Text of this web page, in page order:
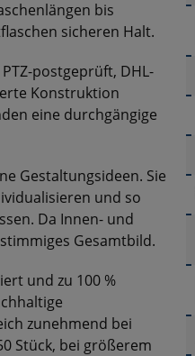
bis
sicheren Halt.
postgeprüft, DHL-
Konstruktion
eine durchgängige
Gestaltungsideen. Sie
und so
Da Innen- und
Gesamtbild.
und zu 100 %
zunehmend bei
Stück, bei größerem